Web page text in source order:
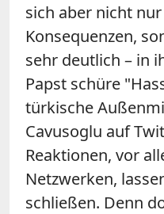
sich aber nicht
Konsequenzen,
sehr deutlich – in
Papst schüre
türkische
Cavusoglu auf
Reaktionen, vor
Netzwerken,
schließen. Denn